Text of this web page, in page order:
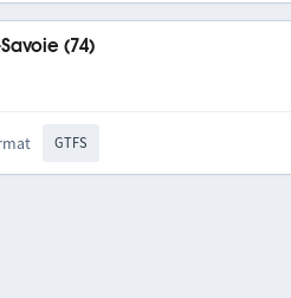
(74)
GTFS